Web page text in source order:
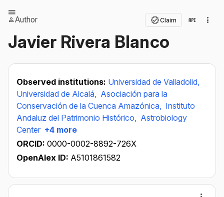
Author Claim
Javier Rivera Blanco
Observed institutions: Universidad de Valladolid,
Universidad de Alcalá, Asociación para la
Conservación de la Cuenca Amazónica, Instituto
Andaluz del Patrimonio Histórico, Astrobiology
Center +4 more
ORCID: 0000-0002-8892-726X
OpenAlex ID: A5101861582